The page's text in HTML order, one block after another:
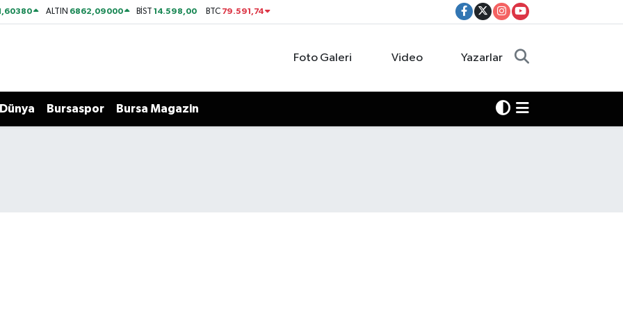
ALTIN 6862,09000 BİST14.598,00 BTC 79.591,74
Foto Galeri Video Yazarlar
Dünya Bursaspor Bursa Magazin